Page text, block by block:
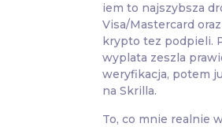
iem to najszybsza
Visa/Mastercard
krypto tez podpieli.
wyplata zeszla
weryfikacja, potem
na Skrilla.
To, co mnie realnie